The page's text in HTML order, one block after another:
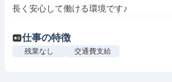
長く安心して働ける環境です♪
仕事の特徴
残業なし 交通費支給